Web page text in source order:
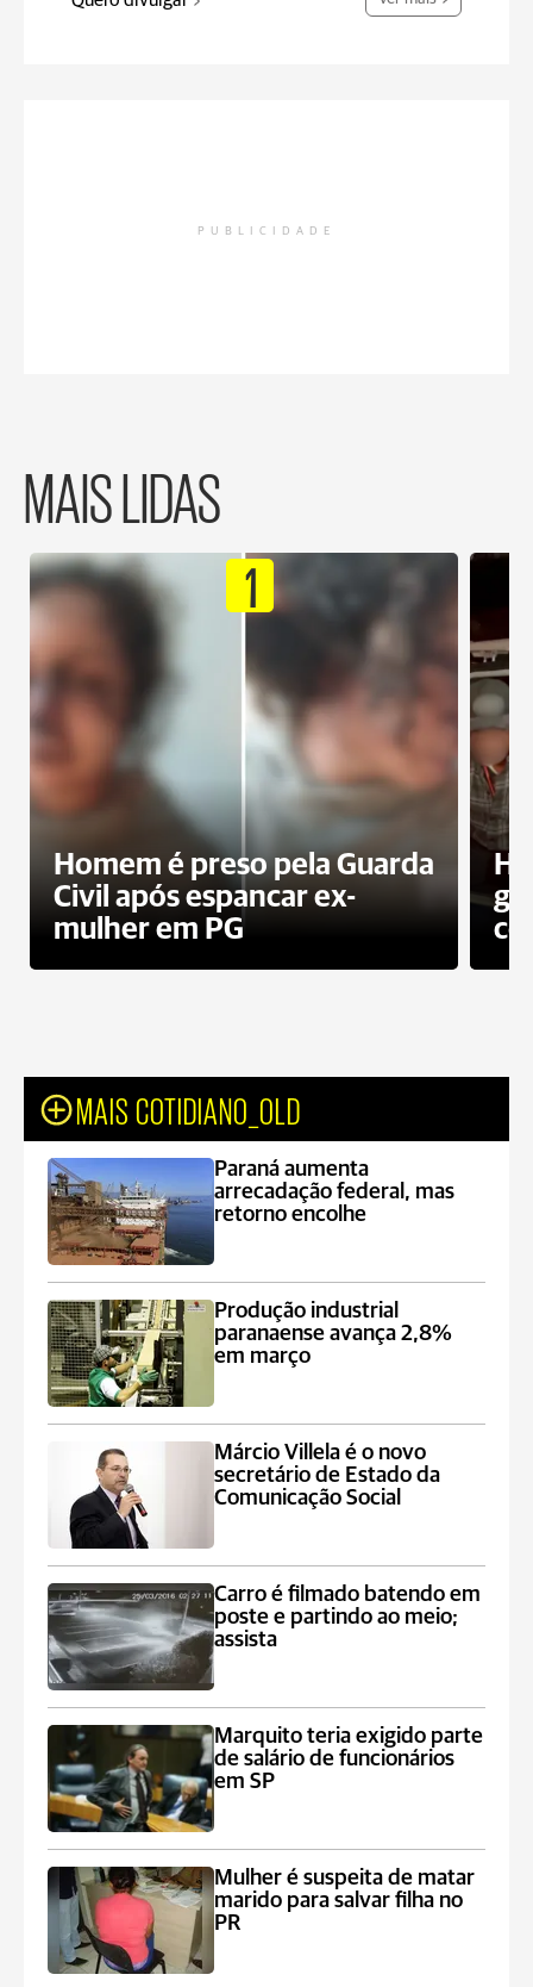
PUBLICIDADE
MAIS LIDAS
1
Homem é preso pela Guarda
Civil após espancar ex-
mulher em PG
MAIS COTIDIANO_OLD
Paraná aumenta
arrecadação federal, mas
retorno encolhe
Produção industrial
paranaense avança 2,8%
em março
Márcio Villela é o novo
secretário de Estado da
Comunicação Social
Carro é filmado batendo em
poste e partindo ao meio;
assista
Marquito teria exigido parte
de salário de funcionários
em SP
Mulher é suspeita de matar
marido para salvar filha no
PR